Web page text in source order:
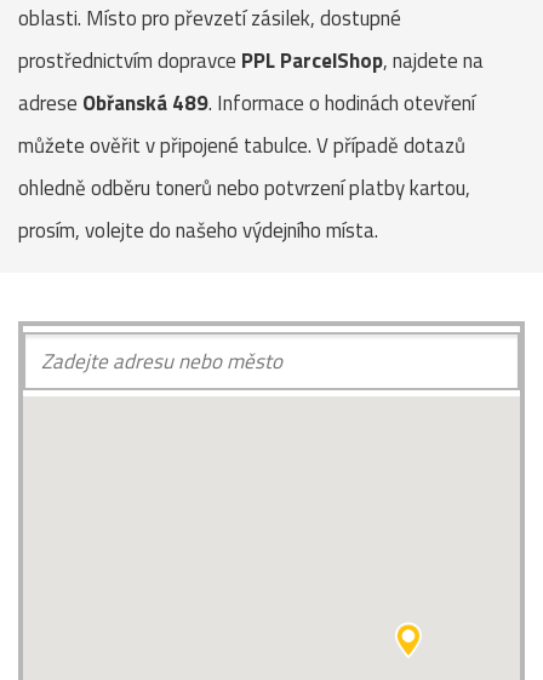
oblasti. Místo pro převzetí zásilek, dostupné
prostřednictvím dopravce PPL ParcelShop, najdete na
adrese Obřanská 489. Informace o hodinách otevření
můžete ověřit v připojené tabulce. V případě dotazů
ohledně odběru tonerů nebo potvrzení platby kartou,
prosím, volejte do našeho výdejního místa.